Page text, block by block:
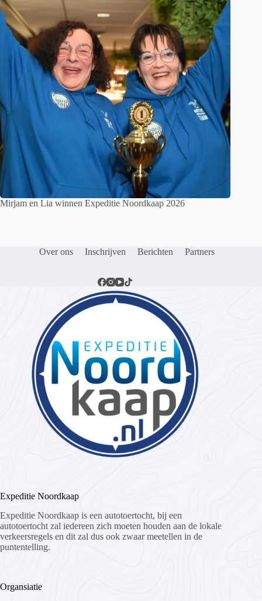
Mirjam en Lia winnen Expeditie Noordkaap 2026
Over ons Inschrijven Berichten Partners
Expeditie Noordkaap
Expeditie Noordkaap is een autotoertocht, bij een
autotoertocht zal iedereen zich moeten houden aan de lokale
verkeersregels en dit zal dus ook zwaar meetellen in de
puntentelling.
Organsiatie